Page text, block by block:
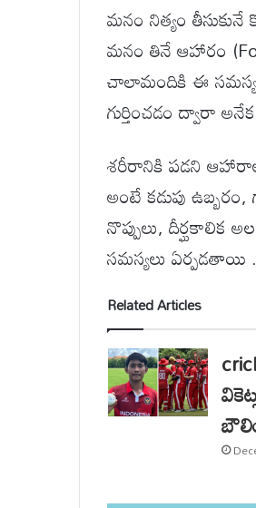
మనం నిత్యం
మనం తినే ఆహారం
చాలామందికి ఈ
గుర్తించడం ద్వారా
శరీరానికి పడని
అంటే కడుపు
నొప్పులు, దీర్ఘకాలిక
సమస్యలు ఏర్పడతాయి .
Related Articles